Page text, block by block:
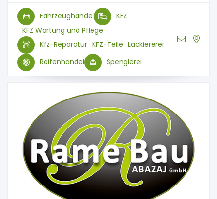
Fahrzeughandel
KFZ
KFZ Wartung und Pflege
Kfz-Reparatur KFZ-Teile Lackiererei
Reifenhandel
Spenglerei